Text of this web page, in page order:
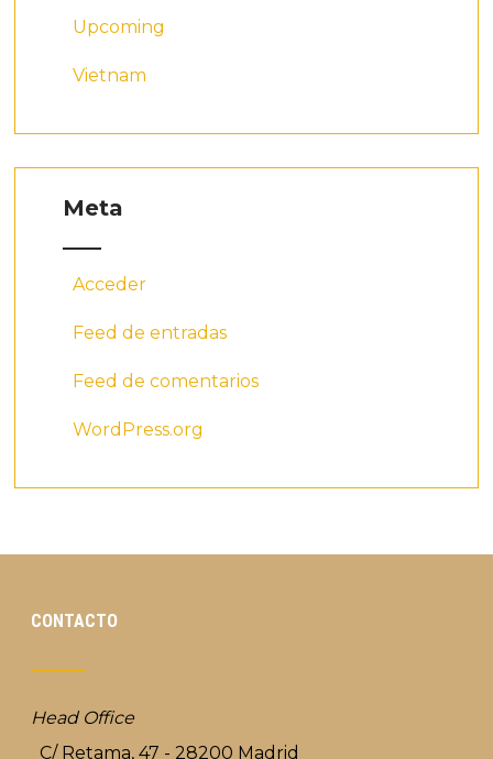
Upcoming
Vietnam
Meta
Acceder
Feed de entradas
Feed de comentarios
WordPress.org
CONTACTO
Head Office
C/ Retama, 47 - 28200 Madrid